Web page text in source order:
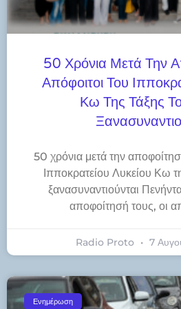
50 Χρόνια Μετά Την
Απόφοιτοι Του
Κω Της Τάξης
50 χρόνια μετά την
Ιπποκρατείου Λυκείου Κω
ξανασυναντιούνται
αποφοίτησή τους, οι
Radio Proto 7
Ενημέρωση